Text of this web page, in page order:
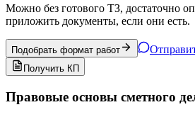
Можно без готового ТЗ, достаточно
приложить документы, если они есть.
Подобрать формат работ
Получить КП
Правовые основы сметного